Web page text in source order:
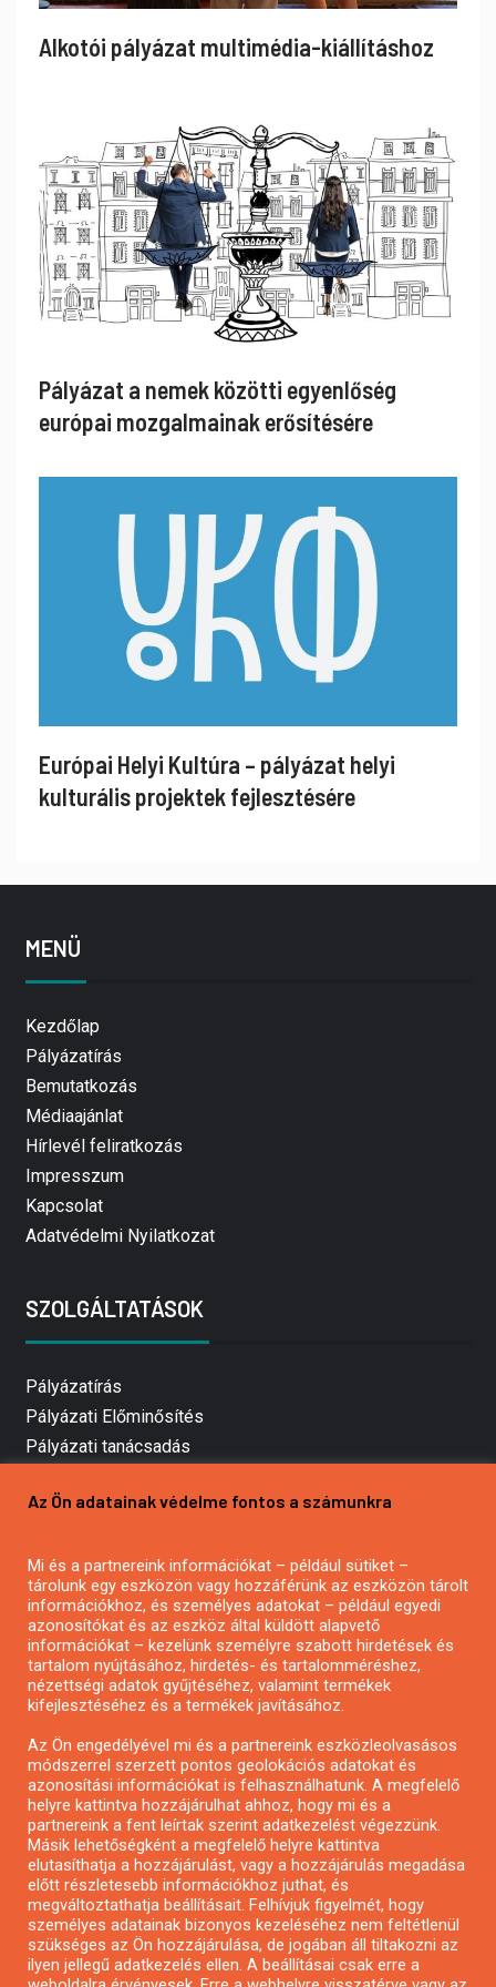
Alkotói pályázat multimédia-kiállításhoz
Pályázat a nemek közötti egyenlőség
európai mozgalmainak erősítésére
Európai Helyi Kultúra – pályázat helyi
kulturális projektek fejlesztésére
MENÜ
Kezdőlap
Pályázatírás
Bemutatkozás
Médiaajánlat
Hírlevél feliratkozás
Impresszum
Kapcsolat
Adatvédelmi Nyilatkozat
SZOLGÁLTATÁSOK
Pályázatírás
Pályázati Előminősítés
Pályázati tanácsadás
Mezőgazdasági pályázatírás
Pályázatírás civil szervezeteknek
Pályázatírás önkormányzatoknak
Pályázatfigyelés
Specifikus pályázatfigyelés vagy hírlevél
Pályázatok magánszemélyeknek
Pályázatok civil szervezeteknek
Pályázatok vállalkozásoknak
Önkormányzati pályázatok
Mezőgazdasági pályázatok
Falusi turizmus pályázatok
Az Ön adatainak védelme fontos a számunkra
Mi és a partnereink információkat – például sütiket –
tárolunk egy eszközön vagy hozzáférünk az eszközön tárolt
információkhoz, és személyes adatokat – például egyedi
azonosítókat és az eszköz által küldött alapvető
információkat – kezelünk személyre szabott hirdetések és
tartalom nyújtásához, hirdetés- és tartalomméréshez,
nézettségi adatok gyűjtéséhez, valamint termékek
kifejlesztéséhez és a termékek javításához.
Az Ön engedélyével mi és a partnereink eszközleolvasásos
módszerrel szerzett pontos geolokációs adatokat és
azonosítási információkat is felhasználhatunk. A megfelelő
helyre kattintva hozzájárulhat ahhoz, hogy mi és a
partnereink a fent leírtak szerint adatkezelést végezzünk.
Másik lehetőségként a megfelelő helyre kattintva
elutasíthatja a hozzájárulást, vagy a hozzájárulás megadása
előtt részletesebb információkhoz juthat, és
megváltoztathatja beállításait. Felhívjuk figyelmét, hogy
személyes adatainak bizonyos kezeléséhez nem feltétlenül
szükséges az Ön hozzájárulása, de jogában áll tiltakozni az
ilyen jellegű adatkezelés ellen. A beállításai csak erre a